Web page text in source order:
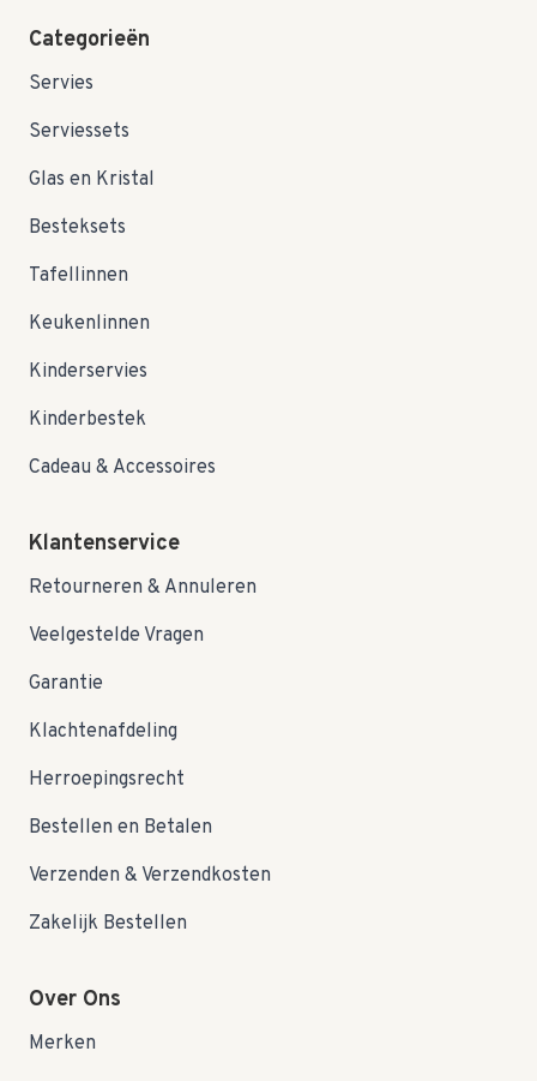
Categorieën
Servies
Serviessets
Glas en Kristal
Besteksets
Tafellinnen
Keukenlinnen
Kinderservies
Kinderbestek
Cadeau & Accessoires
Klantenservice
Retourneren & Annuleren
Veelgestelde Vragen
Garantie
Klachtenafdeling
Herroepingsrecht
Bestellen en Betalen
Verzenden & Verzendkosten
Zakelijk Bestellen
Over Ons
Merken